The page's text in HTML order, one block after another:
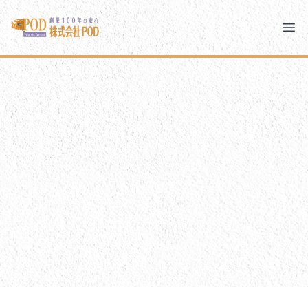
メインコンテンツにスキップ
株式会社ペイント・オン・デマンド
千葉の外壁塗装・屋根塗装なら創業100年の安心 ペイン
株式会社ペイント・オン・デマンド
モバイルメニュー
PODのまちづくり
ご相談と流れ
PODについて